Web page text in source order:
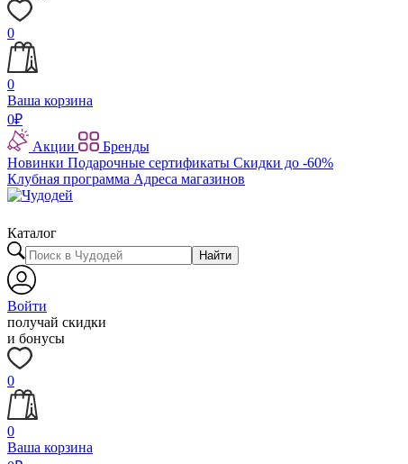
0
0
Ваша корзина
0₽
Акции
Бренды
Новинки Подарочные сертификаты Скидки до -60%
Клубная программа Адреса магазинов
Каталог
Найти
Войти
получай скидки
и бонусы
0
0
Ваша корзина